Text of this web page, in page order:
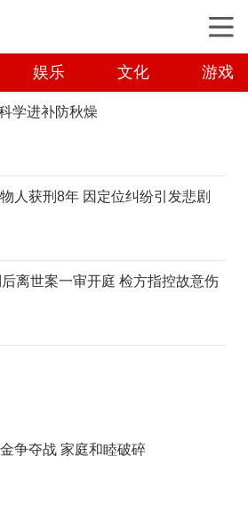
娱乐 文化 游戏
学进补防秋燥
人获刑8年 因定位纠纷引发悲剧
离世案一审开庭 检方指控故意伤
争夺战 家庭和睦破碎